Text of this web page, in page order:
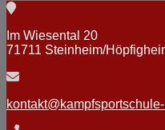
Im Wiesental 20
71711 Steinheim/